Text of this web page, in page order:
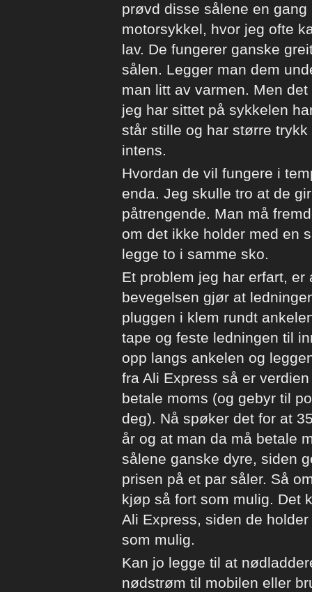
prøvd disse sålene en
motorsykkel, hvor jeg ofte
lav. De fungerer ganske
sålen. Legger man dem
man litt av varmen. Men
jeg har sittet på sykkelen
står stille og har større
intens.
Hvordan de vil fungere i
enda. Jeg skulle tro at de
påtrengende. Man må
om det ikke holder med en
legge to i samme sko.
Et problem jeg har erfart,
bevegelsen gjør at
pluggen i klem rundt
tape og feste ledningen til
opp langs ankelen og
fra Ali Express så er
betale moms (og gebyr til
deg). Nå spøker det for at
år og at man da må betale
sålene ganske dyre, siden
prisen på et par såler. Så
kjøp så fort som mulig. Det
Ali Express, siden de
som mulig.
Kan jo legge til at
nødstrøm til mobilen eller